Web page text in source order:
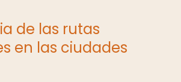
de las rutas
en las ciudades